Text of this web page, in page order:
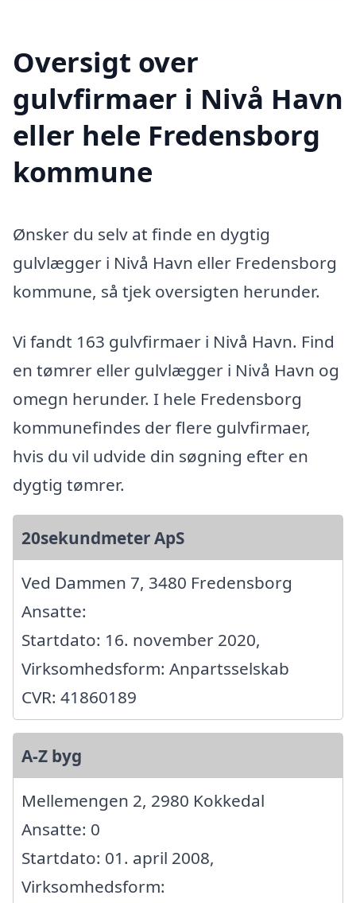
Oversigt over
gulvfirmaer i Nivå Havn
eller hele Fredensborg
kommune
Ønsker du selv at finde en dygtig
gulvlægger i Nivå Havn eller Fredensborg
kommune, så tjek oversigten herunder.
Vi fandt 163 gulvfirmaer i Nivå Havn. Find
en tømrer eller gulvlægger i Nivå Havn og
omegn herunder. I hele Fredensborg
kommunefindes der flere gulvfirmaer,
hvis du vil udvide din søgning efter en
dygtig tømrer.
20sekundmeter ApS
Ved Dammen 7, 3480 Fredensborg
Ansatte:
Startdato: 16. november 2020,
Virksomhedsform: Anpartsselskab
CVR: 41860189
A-Z byg
Mellemengen 2, 2980 Kokkedal
Ansatte: 0
Startdato: 01. april 2008,
Virksomhedsform: